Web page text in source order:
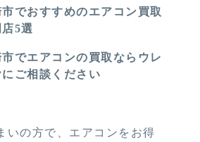
市でおすすめのエアコン買取
5選
市でエアコンの買取ならウレ
にご相談ください
いの方で、エアコンをお得